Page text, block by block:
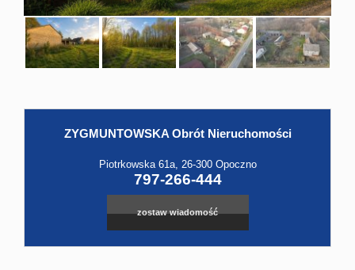
ZYGMUNTOWSKA Obrót Nieruchomości
Piotrkowska 61a, 26-300 Opoczno
797-266-444
zostaw wiadomość